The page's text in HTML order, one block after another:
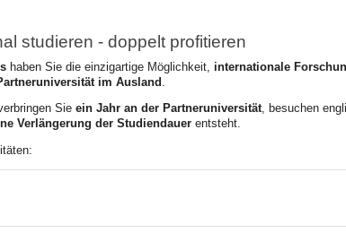
studieren - doppelt profitieren
haben Sie die einzigartige Möglichkeit, internationale
im Ausland
Sie ein Jahr an der Partneruniversität, besuchen
Verlängerung der Studiendauer entsteht.